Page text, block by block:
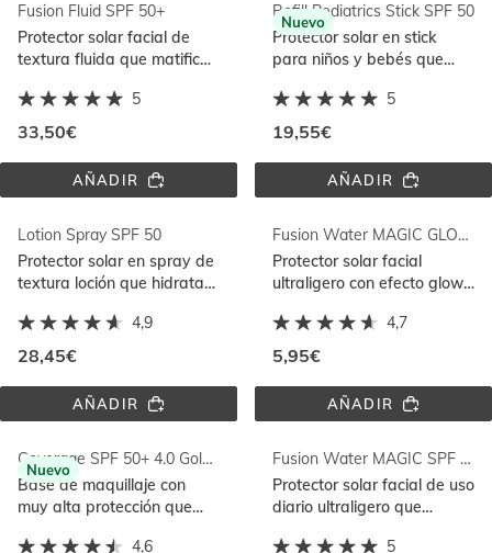
Fusion Fluid SPF 50+
Protector solar facial de
textura fluida que matifica
daño solar
5
33,50€
AÑADIRFUSION
50+
Refill Pediatrics Stick SPF 50
Protector solar en stick
para niños y bebés que
ideal para reaplicar y
resistente al agua
5
19,55€
Nuevo
AÑADIRREFILL
SPF
50
Lotion Spray SPF 50
Protector solar en spray de
textura loción que hidrata
su fórmula resistente al
agua
4,9
28,45€
AÑADIRLOTION
50
Fusion Water MAGIC GLOW SPF 50
Protector solar facial
ultraligero con efecto glow
Full Spectrum
4,7
5,95€
AÑADIRFUSION
GLOW
SPF
Coverage SPF 50+ 4.0 Golden
Base de maquillaje con
muy alta protección que
4,6
Nuevo
Fusion Water MAGIC SPF 50
Protector solar facial de uso
diario ultraligero que
5